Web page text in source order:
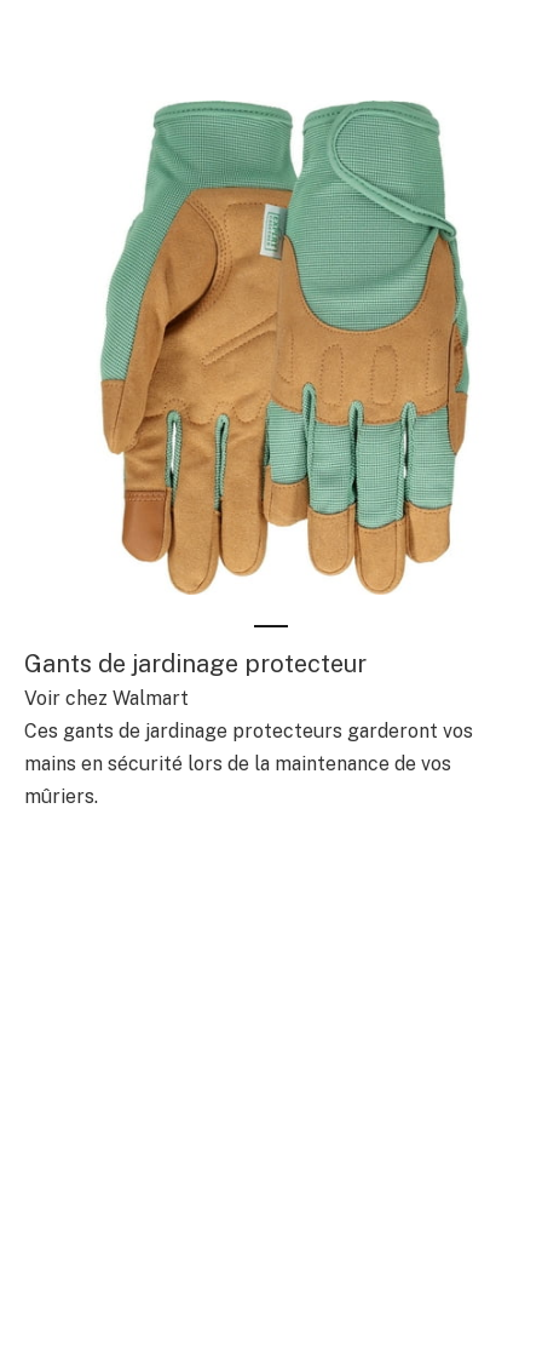
Gants de jardinage protecteur
Voir chez Walmart
Ces gants de jardinage protecteurs garderont vos
mains en sécurité lors de la maintenance de vos
mûriers.